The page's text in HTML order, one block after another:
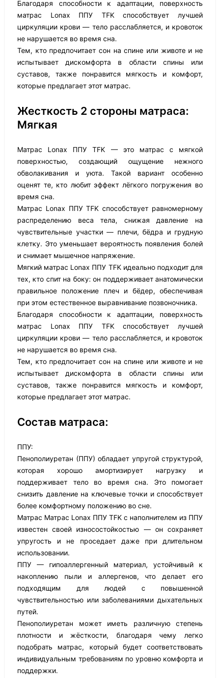
Благодаря способности к адаптации, поверхность
матрас Lonax ППУ TFK способствует лучшей
циркуляции крови — тело расслабляется, и кровоток
не нарушается во время сна.
Тем, кто предпочитает сон на спине или животе и не
испытывает дискомфорта в области спины или
суставов, также понравится мягкость и комфорт,
которые предлагает этот матрас.
Жесткость 2 стороны матраса:
Мягкая
Матрас Lonax ППУ TFK — это матрас с мягкой
поверхностью, создающий ощущение нежного
обволакивания и уюта. Такой вариант особенно
оценят те, кто любит эффект лёгкого погружения во
время сна.
Матрас Lonax ППУ TFK способствует равномерному
распределению веса тела, снижая давление на
чувствительные участки — плечи, бёдра и грудную
клетку. Это уменьшает вероятность появления болей
и снимает мышечное напряжение.
Мягкий матрас Lonax ППУ TFK идеально подходит для
тех, кто спит на боку: он поддерживает анатомически
правильное положение плеч и бёдер, обеспечивая
при этом естественное выравнивание позвоночника.
Благодаря способности к адаптации, поверхность
матрас Lonax ППУ TFK способствует лучшей
циркуляции крови — тело расслабляется, и кровоток
не нарушается во время сна.
Тем, кто предпочитает сон на спине или животе и не
испытывает дискомфорта в области спины или
суставов, также понравится мягкость и комфорт,
которые предлагает этот матрас.
Состав матраса:
ППУ:
Пенополиуретан (ППУ) обладает упругой структурой,
которая хорошо амортизирует нагрузку и
поддерживает тело во время сна. Это помогает
снизить давление на ключевые точки и способствует
более комфортному положению во сне.
Матрас Матрас Lonax ППУ TFK с наполнителем из ППУ
известен своей износостойкостью — он сохраняет
упругость и не проседает даже при длительном
использовании.
ППУ — гипоаллергенный материал, устойчивый к
накоплению пыли и аллергенов, что делает его
подходящим для людей с повышенной
чувствительностью или заболеваниями дыхательных
путей.
Пенополиуретан может иметь различную степень
плотности и жёсткости, благодаря чему легко
подобрать матрас, который будет соответствовать
индивидуальным требованиям по уровню комфорта и
поддержки.